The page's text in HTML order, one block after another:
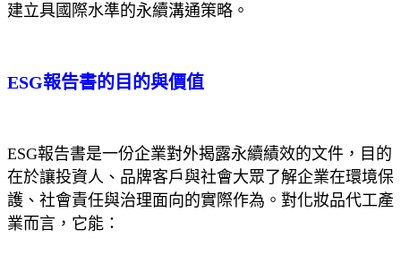
建立具國際水準的永續溝通策略。
ESG報告書的目的與價值
ESG報告書是一份企業對外揭露永續績效的文件，目的
在於讓投資人、品牌客戶與社會大眾了解企業在環境保
護、社會責任與治理面向的實際作為。對化妝品代工產
業而言，它能：